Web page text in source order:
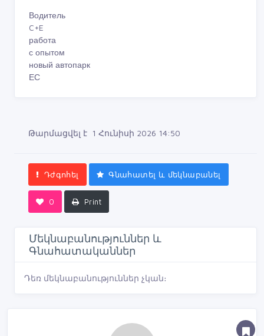
Водитель
C+E
работа
с опытом
новый автопарк
ЕС
Թարմացվել է 1 Հունիսի 2026 14:50
Դժգոհել Գնահատել և մեկնաբանել
0 Print
Մեկնաբանություններ և
Գնահատականներ
Դեռ մեկնաբանություններ չկան։